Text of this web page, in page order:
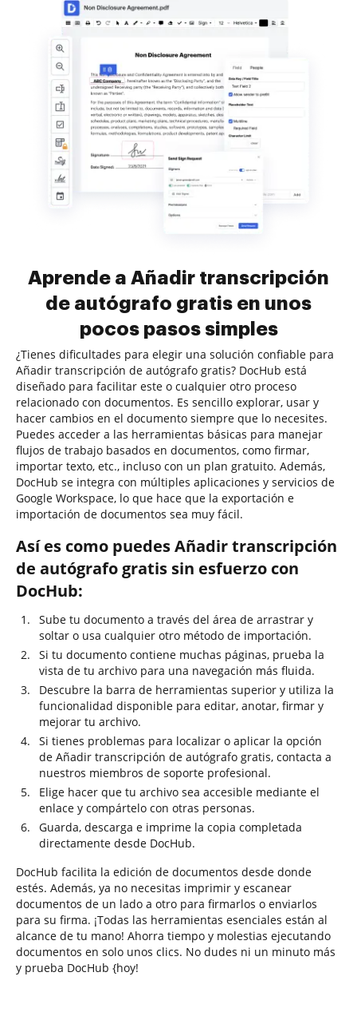
Aprende a Añadir transcripción
de autógrafo gratis en unos
pocos pasos simples
¿Tienes dificultades para elegir una solución confiable para
Añadir transcripción de autógrafo gratis? DocHub está
diseñado para facilitar este o cualquier otro proceso
relacionado con documentos. Es sencillo explorar, usar y
hacer cambios en el documento siempre que lo necesites.
Puedes acceder a las herramientas básicas para manejar
flujos de trabajo basados en documentos, como firmar,
importar texto, etc., incluso con un plan gratuito. Además,
DocHub se integra con múltiples aplicaciones y servicios de
Google Workspace, lo que hace que la exportación e
importación de documentos sea muy fácil.
Así es como puedes Añadir transcripción
de autógrafo gratis sin esfuerzo con
DocHub:
Sube tu documento a través del área de arrastrar y
soltar o usa cualquier otro método de importación.
Si tu documento contiene muchas páginas, prueba la
vista de tu archivo para una navegación más fluida.
Descubre la barra de herramientas superior y utiliza la
funcionalidad disponible para editar, anotar, firmar y
mejorar tu archivo.
Si tienes problemas para localizar o aplicar la opción
de Añadir transcripción de autógrafo gratis, contacta a
nuestros miembros de soporte profesional.
Elige hacer que tu archivo sea accesible mediante el
enlace y compártelo con otras personas.
Guarda, descarga e imprime la copia completada
directamente desde DocHub.
DocHub facilita la edición de documentos desde donde
estés. Además, ya no necesitas imprimir y escanear
documentos de un lado a otro para firmarlos o enviarlos
para su firma. ¡Todas las herramientas esenciales están al
alcance de tu mano! Ahorra tiempo y molestias ejecutando
documentos en solo unos clics. No dudes ni un minuto más
y prueba DocHub {hoy!